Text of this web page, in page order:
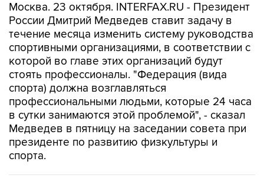
Москва. 23 октября. INTERFAX.RU - Президент
России Дмитрий Медведев ставит задачу в
течение месяца изменить систему руководства
спортивными организациями, в соответствии с
которой во главе этих организаций будут
стоять профессионалы. "Федерация (вида
спорта) должна возглавляться
профессиональными людьми, которые 24 часа
в сутки занимаются этой проблемой", - сказал
Медведев в пятницу на заседании совета при
президенте по развитию физкультуры и
спорта.